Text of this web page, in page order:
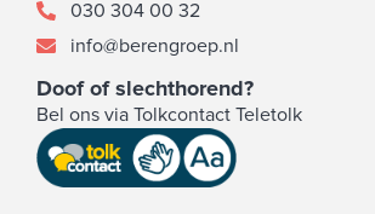
030 304 00 32
info@berengroep.nl
Doof of slechthorend?
Bel ons via Tolkcontact Teletolk